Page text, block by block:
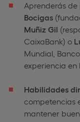
Aprenderás
Bocigas
Muñiz Gil
CaixaBank) o
Mundial,
experiencia en
Habilidades
competencias
mantener